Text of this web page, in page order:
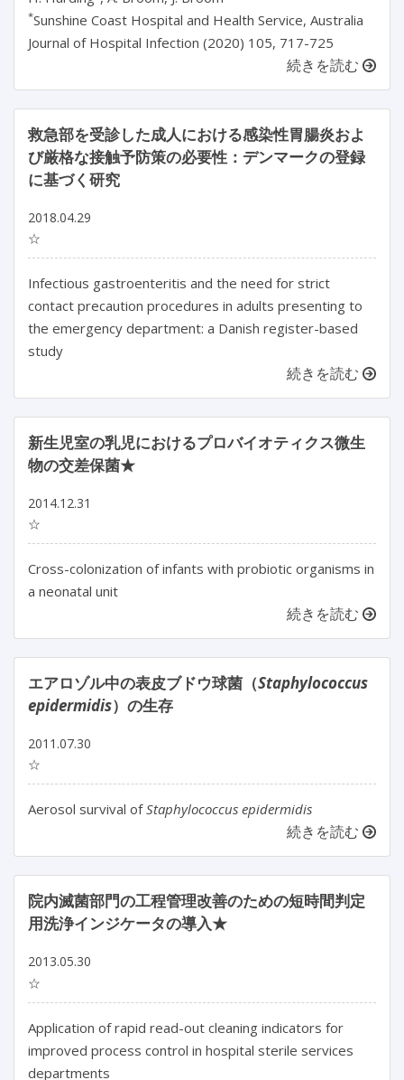
*Sunshine Coast Hospital and Health Service, Australia
Journal of Hospital Infection (2020) 105, 717-725
続きを読む
救急部を受診した成人における感染性胃腸炎およ
び厳格な接触予防策の必要性：デンマークの登録
に基づく研究
2018.04.29
☆
Infectious gastroenteritis and the need for strict
contact precaution procedures in adults presenting to
the emergency department: a Danish register-based
study
続きを読む
新生児室の乳児におけるプロバイオティクス微生
物の交差保菌★
2014.12.31
☆
Cross-colonization of infants with probiotic organisms in
a neonatal unit
続きを読む
エアロゾル中の表皮ブドウ球菌（Staphylococcus
epidermidis）の生存
2011.07.30
☆
Aerosol survival ofStaphylococcus epidermidis
続きを読む
院内滅菌部門の工程管理改善のための短時間判定
用洗浄インジケータの導入★
2013.05.30
☆
Application of rapid read-out cleaning indicators for
improved process control in hospital sterile services
departments